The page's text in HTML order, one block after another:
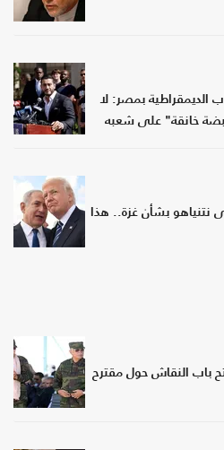
الديمقراطية بمصر: لا
خانقة" على شعبه
نتنياهو بشأن غزة.. هذا
باب النقاش حول مقترح